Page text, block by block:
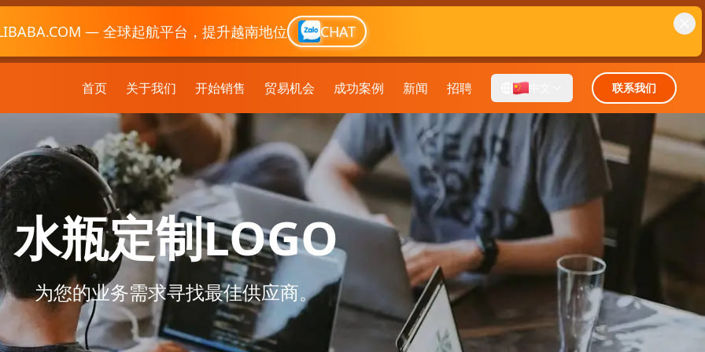
— 全球起航平台，提升越南地位 CHAT
首页 关于我们 开始销售 贸易机会 成功案例 新闻 招聘 联系我们
水瓶定制LOGO
为您的业务需求寻找最佳供应商。